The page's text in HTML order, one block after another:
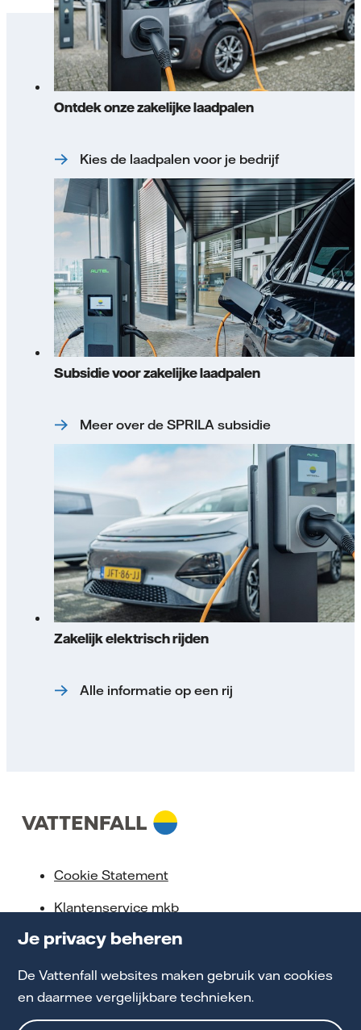
Je privacy beheren
De Vattenfall websites maken gebruik van cookies
en daarmee vergelijkbare technieken.
Ontdek onze zakelijke laadpalen
Kies de laadpalen voor je bedrijf
Subsidie voor zakelijke laadpalen
Meer over de SPRILA subsidie
Zakelijk elektrisch rijden
Alle informatie op een rij
Cookie Statement
Klantenservice mkb
Privacy en Voorwaarden
Toegankelijkheid
Werken bij Vattenfall